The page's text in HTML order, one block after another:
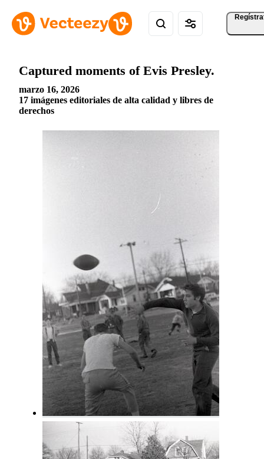
Captured moments of Evis Presley.
marzo 16, 2026
17 imágenes editoriales de alta calidad y libres de
derechos